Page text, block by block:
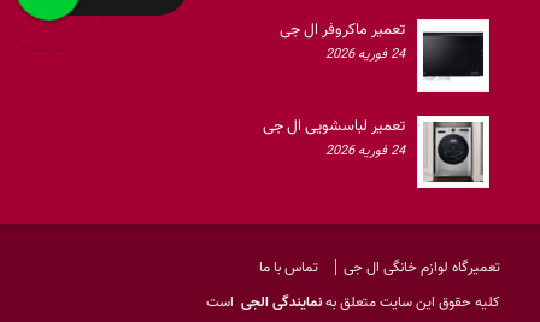
تعمیر ماکروفر ال جی
24 فوریه 2026
تعمیر لباسشویی ال جی
24 فوریه 2026
تماس با ما
تعمیرگاه لوازم خانگی ال جی
کليه حقوق اين سايت متعلق بهنمایندگی الجی است